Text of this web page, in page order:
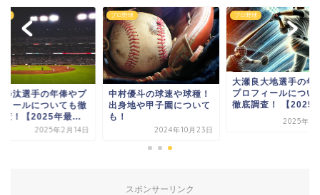
修汰選手の年俸やプ
ィールについても徹
査！【2025年最...
2025年2月14日
プロ野球
中村優斗の球速や球種！
出身地や甲子園について
も！
2024年10月23日
プロ野球
大瀬良大地選手の年
プロフィールについ
徹底調査！ 【
2025年3
スポンサーリンク